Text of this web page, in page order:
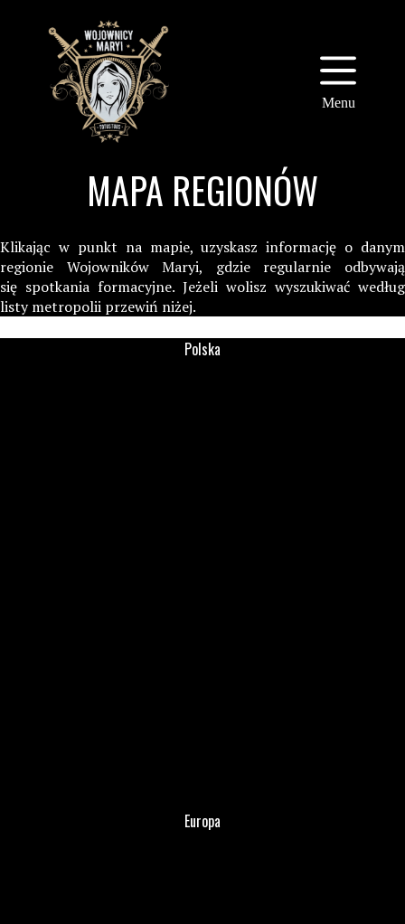
Menu
MAPA REGIONÓW
Klikając w punkt na mapie, uzyskasz informację o danym
regionie Wojowników Maryi, gdzie regularnie odbywają
się spotkania formacyjne. Jeżeli wolisz wyszukiwać według
listy metropolii przewiń niżej.
Polska
Europa